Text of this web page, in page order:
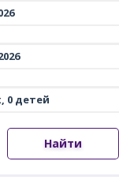
Найти